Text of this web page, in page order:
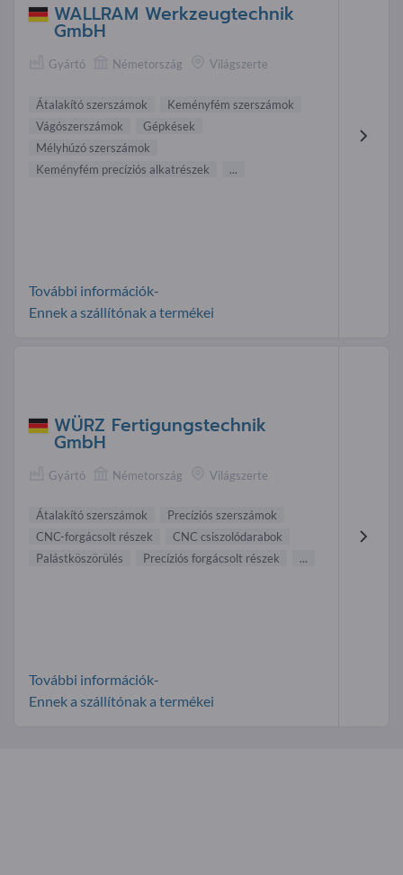
WALLRAM Werkzeugtechnik
GmbH
Gyártó Németország Világszerte
Átalakító szerszámok
Keményfém szerszámok
Vágószerszámok
Gépkések
Mélyhúzó szerszámok
Keményfém precíziós alkatrészek
...
További információk-
Ennek a szállítónak a termékei
WÜRZ Fertigungstechnik
GmbH
Gyártó Németország Világszerte
Átalakító szerszámok
Precíziós szerszámok
CNC-forgácsolt részek
CNC csiszolódarabok
Palástköszörülés
Precíziós forgácsolt részek ...
További információk-
Ennek a szállítónak a termékei